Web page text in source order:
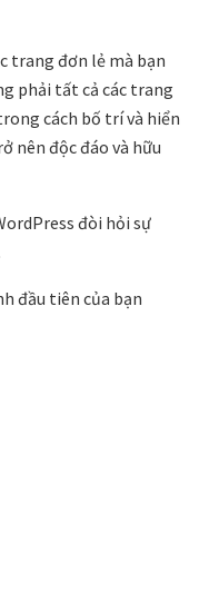
trang đơn lẻ mà bạn
phải tất cả các trang
cách bố trí và hiển
nên độc đáo và hữu
đòi hỏi sự
đầu tiên của bạn